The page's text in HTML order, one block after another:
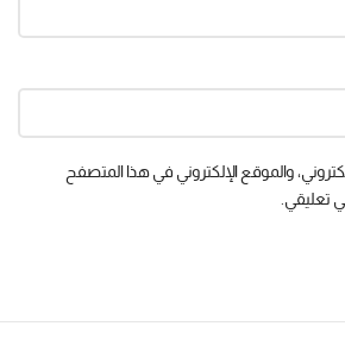
والموقع الإلكتروني في هذا المتصفح
تعليقي.